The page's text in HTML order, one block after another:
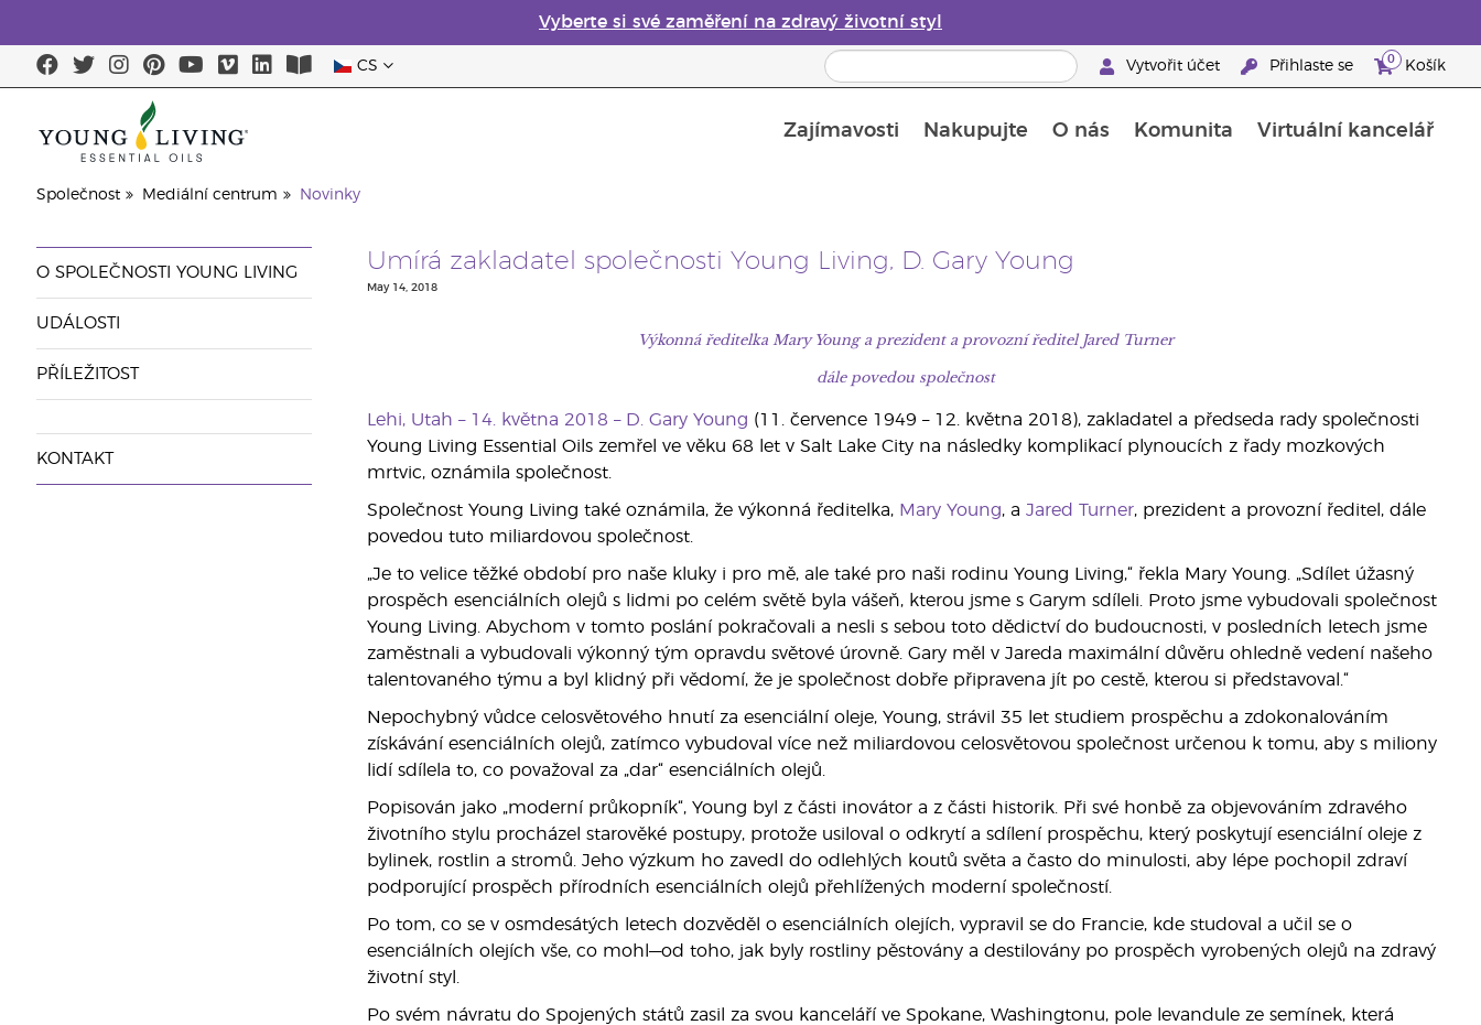
Vyberte si své zaměření na zdravý životní styl
CS Vytvořit účet Přihlaste se 0 Košík
Zajímavosti Nakupujte O nás Komunita Virtuální kancelář
Společnost Mediální centrum Novinky
O SPOLEČNOSTI YOUNG LIVING
UDÁLOSTI
PŘÍLEŽITOST
KONTAKT
Umírá zakladatel společnosti Young Living, D. Gary Young
May 14, 2018
Výkonná ředitelka Mary Young a prezident a provozní ředitel Jared Turner
dále povedou společnost
Lehi, Utah – 14. května 2018 – D. Gary Young (11. července 1949 – 12. května 2018), zakladatel a předseda rady společnosti
Young Living Essential Oils zemřel ve věku 68 let v Salt Lake City na následky komplikací plynoucích z řady mozkových
mrtvic, oznámila společnost.
Společnost Young Living také oznámila, že výkonná ředitelka, Mary Young, a Jared Turner, prezident a provozní ředitel, dále
povedou tuto miliardovou společnost.
„Je to velice těžké období pro naše kluky i pro mě, ale také pro naši rodinu Young Living,“ řekla Mary Young. „Sdílet úžasný
prospěch esenciálních olejů s lidmi po celém světě byla vášeň, kterou jsme s Garym sdíleli. Proto jsme vybudovali společnost
Young Living. Abychom v tomto poslání pokračovali a nesli s sebou toto dědictví do budoucnosti, v posledních letech jsme
zaměstnali a vybudovali výkonný tým opravdu světové úrovně. Gary měl v Jareda maximální důvěru ohledně vedení našeho
talentovaného týmu a byl klidný při vědomí, že je společnost dobře připravena jít po cestě, kterou si představoval.“
Nepochybný vůdce celosvětového hnutí za esenciální oleje, Young, strávil 35 let studiem prospěchu a zdokonalováním
získávání esenciálních olejů, zatímco vybudoval více než miliardovou celosvětovou společnost určenou k tomu, aby s miliony
lidí sdílela to, co považoval za „dar“ esenciálních olejů.
Popisován jako „moderní průkopník“, Young byl z části inovátor a z části historik. Při své honbě za objevováním zdravého
životního stylu procházel starověké postupy, protože usiloval o odkrytí a sdílení prospěchu, který poskytují esenciální oleje z
bylinek, rostlin a stromů. Jeho výzkum ho zavedl do odlehlých koutů světa a často do minulosti, aby lépe pochopil zdraví
podporující prospěch přírodních esenciálních olejů přehlížených moderní společností.
Po tom, co se v osmdesátých letech dozvěděl o esenciálních olejích, vypravil se do Francie, kde studoval a učil se o
esenciálních olejích vše, co mohl—od toho, jak byly rostliny pěstovány a destilovány po prospěch vyrobených olejů na zdravý
životní styl.
Po svém návratu do Spojených států zasil za svou kanceláří ve Spokane, Washingtonu, pole levandule ze semínek, která